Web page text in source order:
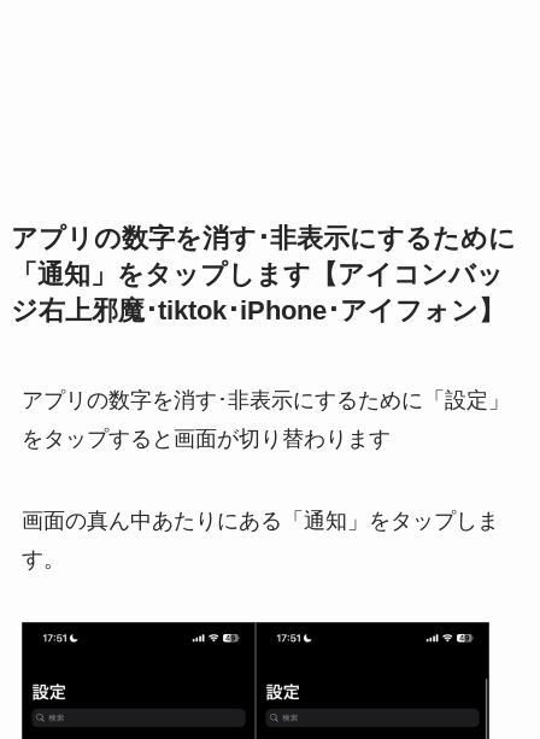
アプリの数字を消す･非表示にするために
「通知」をタップします【アイコンバッ
ジ右上邪魔･tiktok･iPhone･アイフォン】
アプリの数字を消す･非表示にするために「設定」
をタップすると画面が切り替わります
画面の真ん中あたりにある「通知」をタップしま
す。